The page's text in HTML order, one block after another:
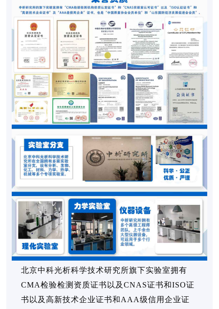
北京中科光析科学技术研究所旗下实验室拥有
CMA检验检测资质证书以及CNAS证书和ISO证
书以及高新技术企业证书和AAA级信用企业证